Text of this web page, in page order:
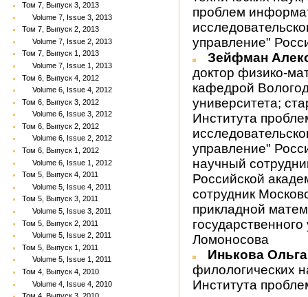
Том 7, Выпуск 3, 2013
Volume 7, Issue 3, 2013
Том 7, Выпуск 2, 2013
Volume 7, Issue 2, 2013
Том 7, Выпуск 1, 2013
Volume 7, Issue 1, 2013
Том 6, Выпуск 4, 2012
Volume 6, Issue 4, 2012
Том 6, Выпуск 3, 2012
Volume 6, Issue 3, 2012
Том 6, Выпуск 2, 2012
Volume 6, Issue 2, 2012
Том 6, Выпуск 1, 2012
Volume 6, Issue 1, 2012
Том 5, Выпуск 4, 2011
Volume 5, Issue 4, 2011
Том 5, Выпуск 3, 2011
Volume 5, Issue 3, 2011
Том 5, Выпуск 2, 2011
Volume 5, Issue 2, 2011
Том 5, Выпуск 1, 2011
Volume 5, Issue 1, 2011
Том 4, Выпуск 4, 2010
Volume 4, Issue 4, 2010
проблем
управление"
Зейфман
доктор физико-
кафедрой
университета;
Института
управление"
научный
Российской
сотрудник
прикладной
Ломоносова
Инькова
филологических
Института